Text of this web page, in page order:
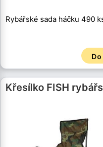
Rybářské sada háčku 490
Křesílko FISH